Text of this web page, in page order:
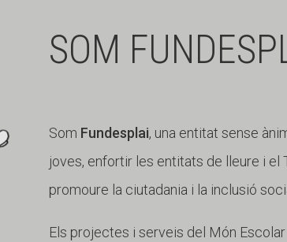
SOM
Som Fundesplai, una entitat sense
joves, enfortir les entitats de lleure i
promoure la ciutadania i la inclusió
Els projectes i serveis del Món